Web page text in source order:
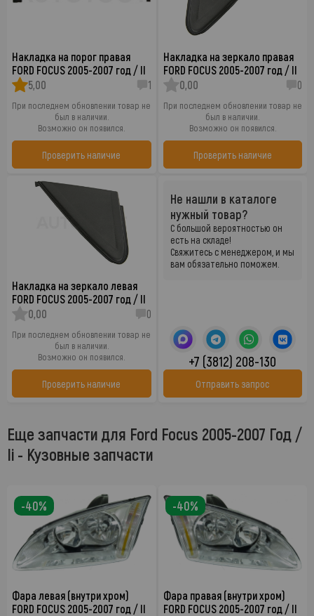
Накладка на порог правая
FORD FOCUS 2005-2007 год / II
5,00
1
При последнем обновлении товар не
был в наличии.
Возможно он появился.
Проверить наличие
Накладка на зеркало правая
FORD FOCUS 2005-2007 год / II
0,00
0
При последнем обновлении товар не
был в наличии.
Возможно он появился.
Проверить наличие
Накладка на зеркало левая
FORD FOCUS 2005-2007 год / II
0,00
0
При последнем обновлении товар не
был в наличии.
Возможно он появился.
Проверить наличие
Не нашли в каталоге
нужный товар?
С большой вероятностью он
есть на складе!
Свяжитесь с менеджером, и мы
вам обязательно поможем.
+7 (3812) 208-130
Отправить запрос
Еще запчасти для Ford Focus 2005-2007 Год /
Ii - Кузовные запчасти
Фара левая (внутри хром)
FORD FOCUS 2005-2007 год / II
-40%
Фара правая (внутри хром)
FORD FOCUS 2005-2007 год / II
-40%